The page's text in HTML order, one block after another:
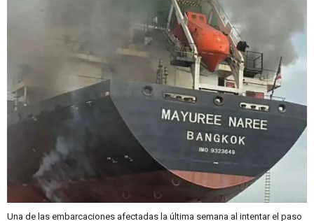
Una de las embarcaciones afectadas la última semana al intentar el paso